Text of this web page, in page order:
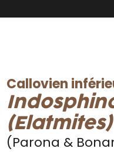
Callovien
(Parona &